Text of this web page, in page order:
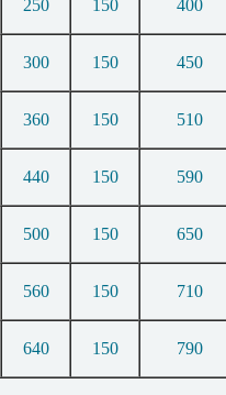
250 150 400
300 150 450
360 150 510
440 150 590
500 150 650
560 150 710
640 150 790